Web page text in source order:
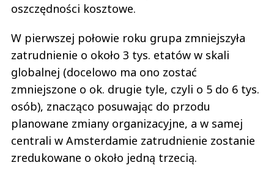
oszczędności kosztowe.
W pierwszej połowie roku grupa zmniejszyła
zatrudnienie o około 3 tys. etatów w skali
globalnej (docelowo ma ono zostać
zmniejszone o ok. drugie tyle, czyli o 5 do 6 tys.
osób), znacząco posuwając do przodu
planowane zmiany organizacyjne, a w samej
centrali w Amsterdamie zatrudnienie zostanie
zredukowane o około jedną trzecią.